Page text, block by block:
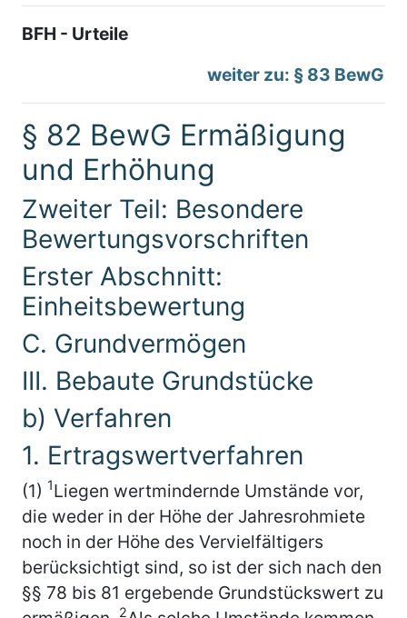
BFH - Urteile
weiter zu: § 83 BewG
§ 82 BewG Ermäßigung
und Erhöhung
Zweiter Teil: Besondere
Bewertungsvorschriften
Erster Abschnitt:
Einheitsbewertung
C. Grundvermögen
III. Bebaute Grundstücke
b) Verfahren
1. Ertragswertverfahren
(1) 1Liegen wertmindernde Umstände vor,
die weder in der Höhe der Jahresrohmiete
noch in der Höhe des Vervielfältigers
berücksichtigt sind, so ist der sich nach den
§§ 78 bis 81 ergebende Grundstückswert zu
2